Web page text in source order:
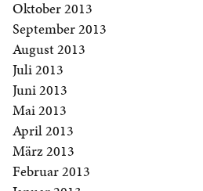
Oktober 2013
September 2013
August 2013
Juli 2013
Juni 2013
Mai 2013
April 2013
März 2013
Februar 2013